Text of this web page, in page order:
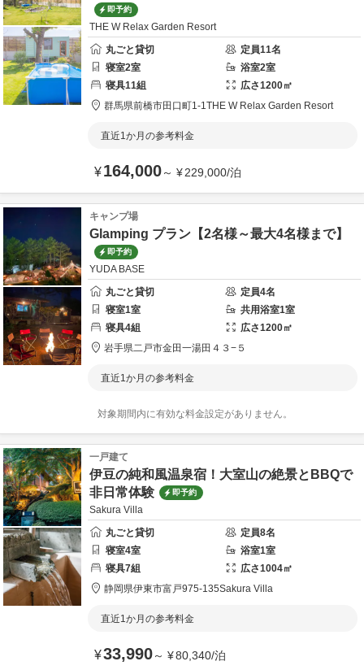
即予約
THE W Relax Garden Resort
丸ごと貸切
定員11名
寝室2室 浴室2室
寝具11組 広さ1200㎡
群馬県前橋市田口町1-1THE W Relax Garden Resort
直近1か月の参考料金
¥164,000～ ¥229,000/泊
キャンプ場
Glamping プラン【2名様～最大4名様まで】
即予約
YUDA BASE
丸ごと貸切
定員4名
寝室1室 共用浴室1室
寝具4組 広さ1200㎡
岩手県二戸市金田一湯田４３−５
直近1か月の参考料金
対象期間内に有効な料金設定がありません。
一戸建て
伊豆の純和風温泉宿！大室山の絶景とBBQで
非日常体験
即予約
Sakura Villa
丸ごと貸切
定員8名
寝室4室 浴室1室
寝具7組 広さ1004㎡
静岡県伊東市富戸975-135Sakura Villa
直近1か月の参考料金
¥33,990～ ¥80,340/泊